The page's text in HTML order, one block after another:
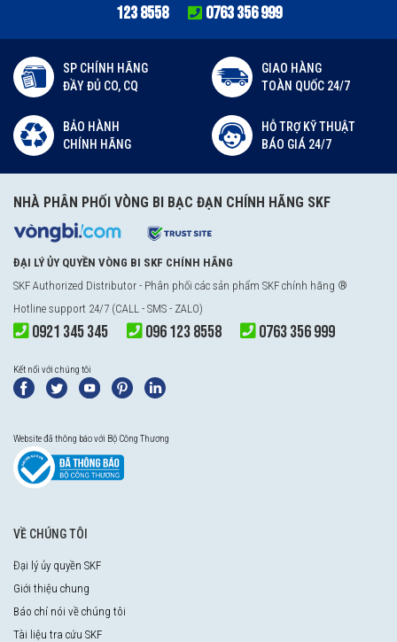
123 8558
0763 356 999
SP CHÍNH HÃNG
ĐẦY ĐỦ CO, CQ
GIAO HÀNG
TOÀN QUỐC 24/7
BẢO HÀNH
CHÍNH HÃNG
HỖ TRỢ KỸ THUẬT
BÁO GIÁ 24/7
NHÀ PHÂN PHỐI VÒNG BI BẠC ĐẠN CHÍNH HÃNG SKF
ĐẠI LÝ ỦY QUYỀN VÒNG BI SKF CHÍNH HÃNG
SKF Authorized Distributor - Phân phối các sản phẩm SKF chính hãng ®
Hotline support 24/7 (CALL - SMS - ZALO)
0921 345 345 096 123 8558 0763 356 999
Kết nối với chúng tôi
Website đã thông báo với Bộ Công Thương
VỀ CHÚNG TÔI
Đại lý ủy quyền SKF
Giới thiệu chung
Báo chí nói về chúng tôi
Tài liệu tra cứu SKF